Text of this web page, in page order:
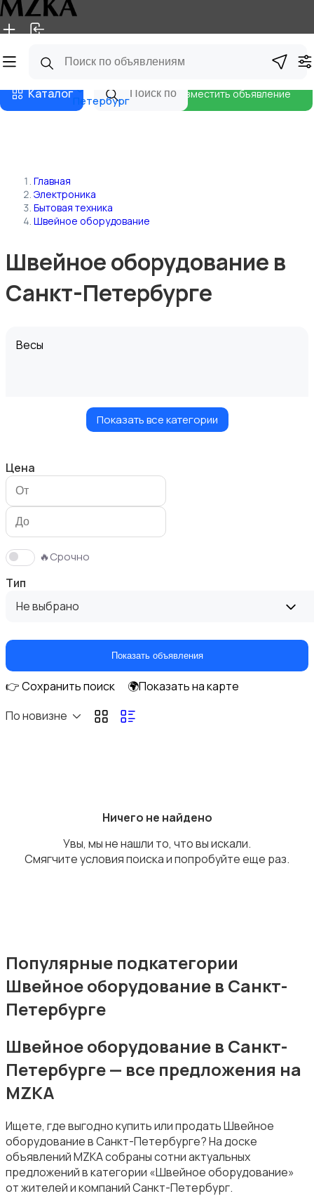
Главная Магазины
КаталогПетербург
Разместить объявление
Главная
Электроника
Бытовая техника
Швейное оборудование
Швейное оборудование в
Санкт-Петербурге
Весы
Измельчение и смешивание
Климатическая техника
Плиты и духовые шкафы
Посудомоечные машины
Приготовление еды
Приготовление напитков
Показать все категории
Цена
🔥Срочно
Тип
Не выбрано
Показать объявления
👉 Сохранить поиск
🌍Показать на карте
По новизне
Ничего не найдено
Увы, мы не нашли то, что вы искали.
Смягчите условия поиска и попробуйте еще раз.
Популярные подкатегории
Швейное оборудование в Санкт-
Петербурге
Швейное оборудование в Санкт-
Петербурге — все предложения на
MZKA
Ищете, где выгодно купить или продать Швейное
оборудование в Санкт-Петербурге? На доске
объявлений MZKA собраны сотни актуальных
предложений в категории «Швейное оборудование»
от жителей и компаний Санкт-Петербург.